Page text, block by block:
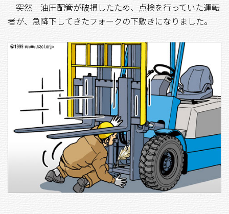
突然 油圧配管が破損したため、点検を行っていた運転
者が、急降下してきたフォークの下敷きになりました。